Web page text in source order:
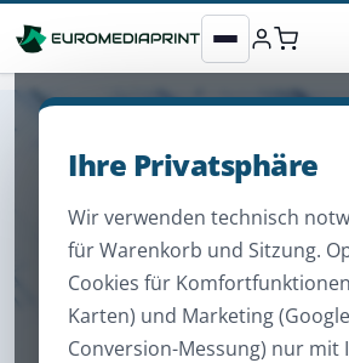
Ihre Privatsphäre
Wir verwenden technisch
für Warenkorb und Sitzung.
Cookies für
Karten) und Marketing
Conversion-Messung) nur mit